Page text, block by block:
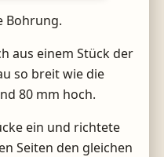
Bohrung.
aus einem Stück der
so breit wie die
80 mm hoch.
ein und richtete
Seiten den gleichen